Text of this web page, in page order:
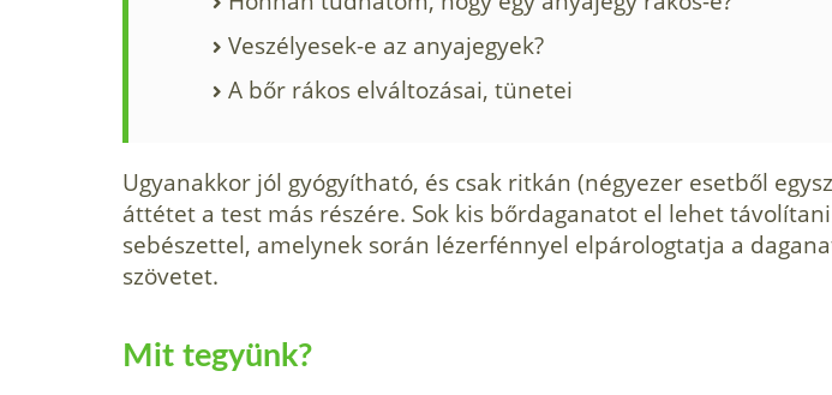
Veszélyesek-e az anyajegyek?
A bőr rákos elváltozásai, tünetei
Ugyanakkor jól gyógyítható, és csak ritkán (négyezer esetből
áttétet a test más részére. Sok kis bőrdaganatot el lehet
sebészettel, amelynek során lézerfénnyel elpárologtatja a
szövetet.
Mit tegyünk?